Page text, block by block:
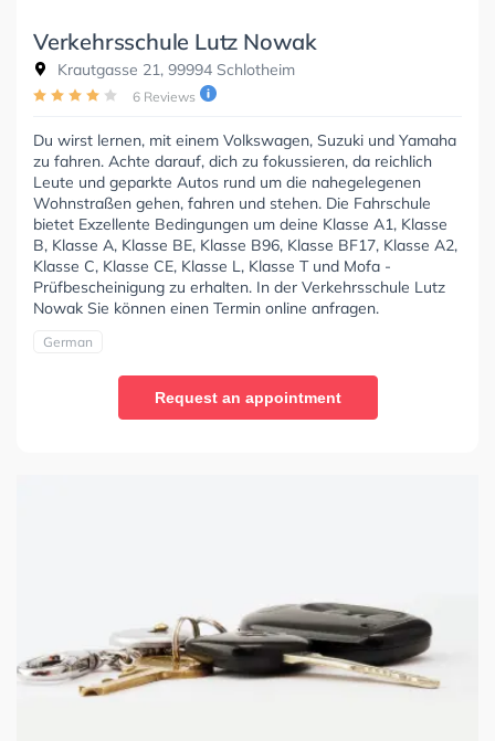
Verkehrsschule Lutz Nowak
Krautgasse 21, 99994 Schlotheim
6 Reviews
Du wirst lernen, mit einem Volkswagen, Suzuki und Yamaha
zu fahren. Achte darauf, dich zu fokussieren, da reichlich
Leute und geparkte Autos rund um die nahegelegenen
Wohnstraßen gehen, fahren und stehen. Die Fahrschule
bietet Exzellente Bedingungen um deine Klasse A1, Klasse
B, Klasse A, Klasse BE, Klasse B96, Klasse BF17, Klasse A2,
Klasse C, Klasse CE, Klasse L, Klasse T und Mofa -
Prüfbescheinigung zu erhalten. In der Verkehrsschule Lutz
Nowak Sie können einen Termin online anfragen.
German
Request an appointment